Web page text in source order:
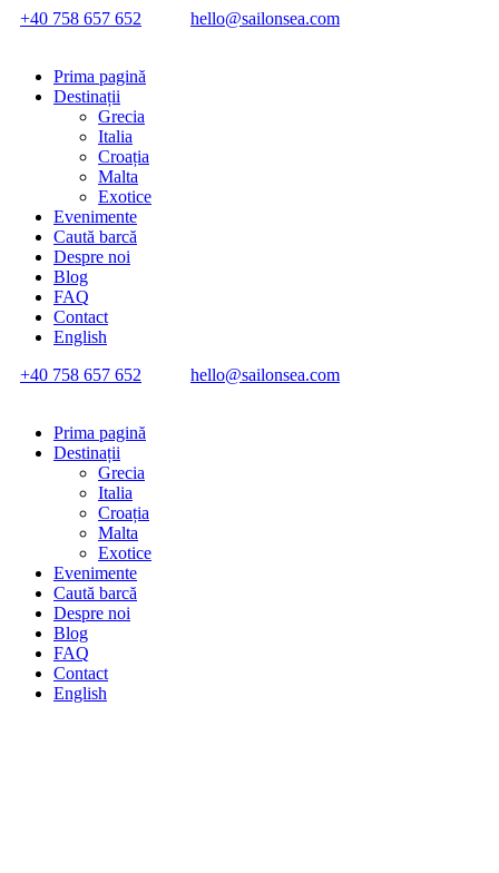
+40 758 657 652 hello@sailonsea.com
Prima pagină
Destinații
Grecia
Italia
Croația
Malta
Exotice
Evenimente
Caută barcă
Despre noi
Blog
FAQ
Contact
English
+40 758 657 652
hello@sailonsea.com
Prima pagină
Destinații
Grecia
Italia
Croația
Malta
Exotice
Evenimente
Caută barcă
Despre noi
Blog
FAQ
Contact
English